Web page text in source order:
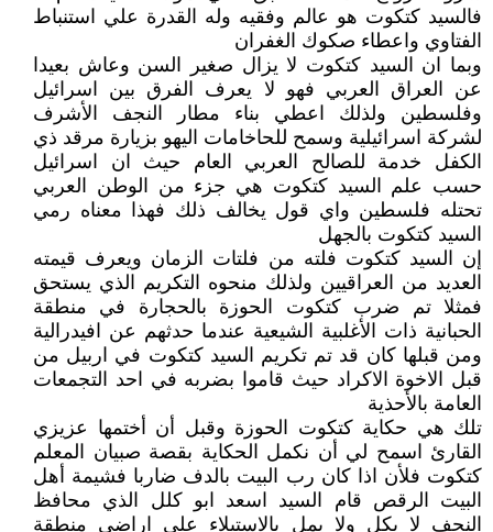
فالسيد كتكوت هو عالم وفقيه وله القدرة علي استنباط
الفتاوي واعطاء صكوك الغفران
وبما ان السيد كتكوت لا يزال صغير السن وعاش بعيدا
عن العراق العربي فهو لا يعرف الفرق بين اسرائيل
وفلسطين ولذلك اعطي بناء مطار النجف الأشرف
لشركة اسرائيلية وسمح للحاخامات اليهو بزيارة مرقد ذي
الكفل خدمة للصالح العربي العام حيث ان اسرائيل
حسب علم السيد كتكوت هي جزء من الوطن العربي
تحتله فلسطين واي قول يخالف ذلك فهذا معناه رمي
السيد كتكوت بالجهل
إن السيد كتكوت فلته من فلتات الزمان ويعرف قيمته
العديد من العراقيين ولذلك منحوه التكريم الذي يستحق
فمثلا تم ضرب كتكوت الحوزة بالحجارة في منطقة
الحبانية ذات الأغلبية الشيعية عندما حدثهم عن افيدرالية
ومن قبلها كان قد تم تكريم السيد كتكوت في اربيل من
قبل الاخوة الاكراد حيث قاموا بضربه في احد التجمعات
العامة بالأحذية
تلك هي حكاية كتكوت الحوزة وقبل أن أختمها عزيزي
القارئ اسمح لي أن نكمل الحكاية بقصة صبيان المعلم
كتكوت فلأن اذا كان رب البيت بالدف ضاربا فشيمة أهل
البيت الرقص قام السيد اسعد ابو كلل الذي محافظ
النجف لا يكل ولا يمل بالاستيلاء علي اراضي منطقة